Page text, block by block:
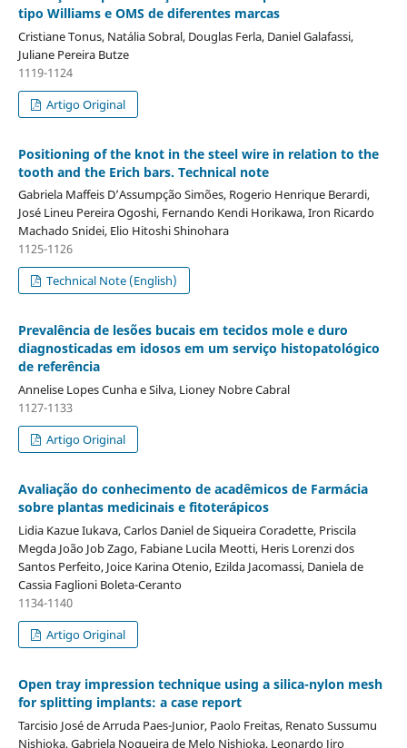
tipo Williams e OMS de diferentes marcas
Cristiane Tonus, Natália Sobral, Douglas Ferla, Daniel Galafassi,
Juliane Pereira Butze
1119-1124
Artigo Original
Positioning of the knot in the steel wire in relation to the
tooth and the Erich bars. Technical note
Gabriela Maffeis D’Assumpção Simões, Rogerio Henrique Berardi,
José Lineu Pereira Ogoshi, Fernando Kendi Horikawa, Iron Ricardo
Machado Snidei, Elio Hitoshi Shinohara
1125-1126
Technical Note (English)
Prevalência de lesões bucais em tecidos mole e duro
diagnosticadas em idosos em um serviço histopatológico
de referência
Annelise Lopes Cunha e Silva, Lioney Nobre Cabral
1127-1133
Artigo Original
Avaliação do conhecimento de acadêmicos de Farmácia
sobre plantas medicinais e fitoterápicos
Lidia Kazue Iukava, Carlos Daniel de Siqueira Coradette, Priscila
Megda João Job Zago, Fabiane Lucila Meotti, Heris Lorenzi dos
Santos Perfeito, Joice Karina Otenio, Ezilda Jacomassi, Daniela de
Cassia Faglioni Boleta-Ceranto
1134-1140
Artigo Original
Open tray impression technique using a silica-nylon mesh
for splitting implants: a case report
Tarcisio José de Arruda Paes-Junior, Paolo Freitas, Renato Sussumu
Nishioka, Gabriela Nogueira de Melo Nishioka, Leonardo Jiro